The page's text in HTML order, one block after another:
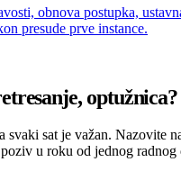
obnova postupka,
presude prve instance.
optužnica?
svaki sat je važan. Nazovite
u roku od jednog radnog